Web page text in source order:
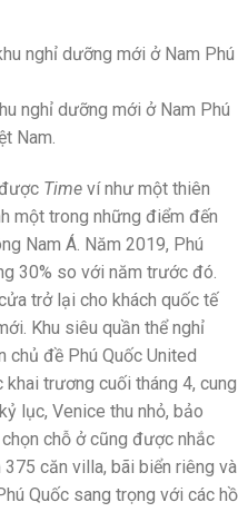
nghỉ dưỡng mới ở Nam Phú
Nam.
Time ví như một thiên
một trong những điểm đến
Nam Á. Năm 2019, Phú
30% so với năm trước đó.
trở lại cho khách quốc tế
Khu siêu quần thể nghỉ
đề Phú Quốc United
trương cuối tháng 4, cung
lục, Venice thu nhỏ, bảo
chỗ ở cũng được nhắc
căn villa, bãi biển riêng và
Quốc sang trọng với các hồ